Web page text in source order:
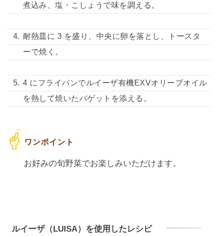
煮込み、塩・こしょうで味を調える。
耐熱皿に 3 を盛り、中央に卵を落とし、トースタ
ーで焼く。
4 にフライパンでルイーザ有機EXVオリーブオイル
を熱して焼いたバゲットを添える。
お好みの旬野菜でお楽しみいただけます。
ルイーザ（LUISA）を使用したレシピ